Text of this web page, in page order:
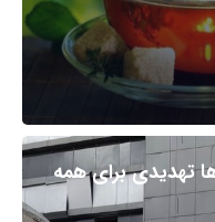
تهدیدی برای همه